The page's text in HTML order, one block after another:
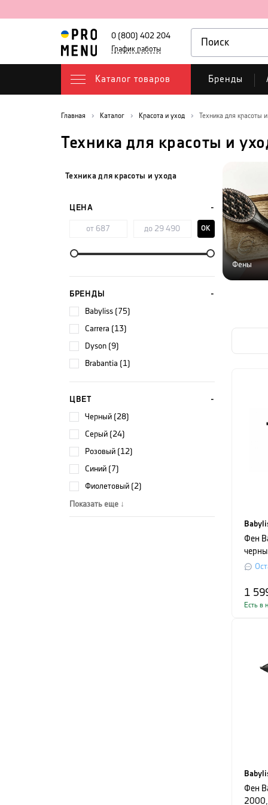
0 (800) 402 204
График работы
Каталог товаров Бренды
Главная Каталог Красота и уход Техника для красоты
Техника для красоты и
Техника для красоты и ухода
ЦЕНА
OK
БРЕНДЫ
Babyliss (75)
Carrera (13)
Dyson (9)
Brabantia (1)
ЦВЕТ
черный (28)
серый (24)
розовый (12)
синий (7)
фиолетовый (2)
Показать еще ↓
Фены
Фен
1
Есть в
Фен